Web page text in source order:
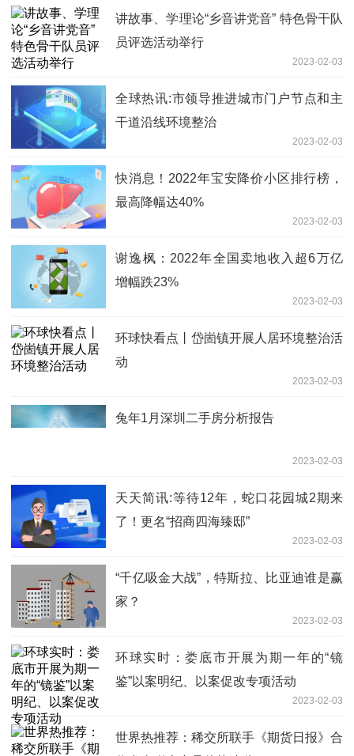
讲故事、学理论“乡音讲党音” 特色骨干队
员评选活动举行
2023-02-03
全球热讯:市领导推进城市门户节点和主
干道沿线环境整治
2023-02-03
快消息！2022年宝安降价小区排行榜，
最高降幅达40%
2023-02-03
谢逸枫：2022年全国卖地收入超6万亿
增幅跌23%
2023-02-03
环球快看点丨岱崮镇开展人居环境整治活
动
2023-02-03
兔年1月深圳二手房分析报告
2023-02-03
天天简讯:等待12年，蛇口花园城2期来
了！更名“招商四海臻邸”
2023-02-03
“千亿吸金大战”，特斯拉、比亚迪谁是赢
家？
2023-02-03
环球实时：娄底市开展为期一年的“镜
鉴”以案明纪、以案促改专项活动
2023-02-03
世界热推荐：稀交所联手《期货日报》合